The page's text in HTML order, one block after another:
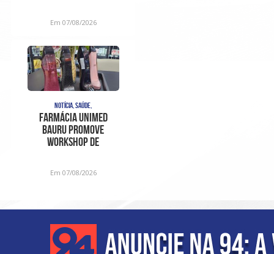
Em 07/08/2026
NOTÍCIA, SAÚDE,
Farmácia Unimed
Bauru promove
Workshop de
Em 07/08/2026